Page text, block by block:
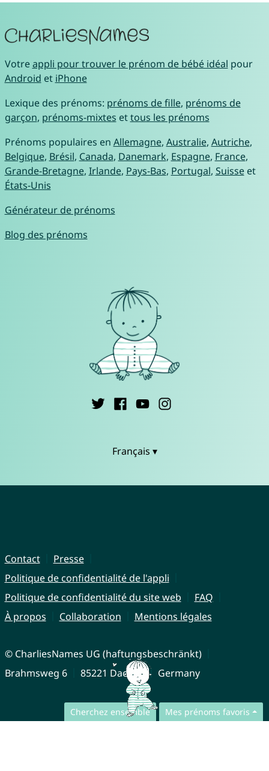
Cherchez ensemble Mes prénoms favoris
Votreappli pour trouver le prénom de bébé idéal pour
Android et iPhone
Lexique des prénoms: prénoms de fille, prénoms de
garçon, prénoms-mixtes ettous les prénoms
Prénoms populaires en Allemagne, Australie, Autriche,
Belgique, Brésil, Canada, Danemark, Espagne, France,
Grande-Bretagne, Irlande, Pays-Bas, Portugal, Suisseet
États-Unis
Générateur de prénoms
Blog des prénoms
Français ▾
Contact
Presse
Politique de confidentialité de l'appli
Politique de confidentialité du site web
FAQ
À propos
Collaboration Mentions légales
© CharliesNames UG (haftungsbeschränkt)
Brahmsweg 6
85221 Dachau Germany